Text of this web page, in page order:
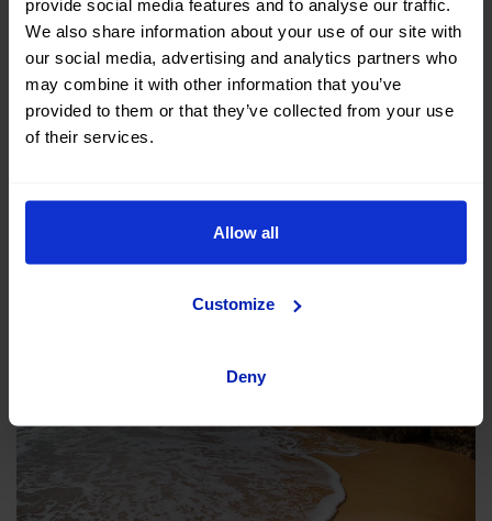
provide social media features and to analyse our traffic.
We also share information about your use of our site with
our social media, advertising and analytics partners who
may combine it with other information that you’ve
provided to them or that they’ve collected from your use
of their services.
Allow all
Customize
Deny
Castelejo-Cordoama
Las playas de Castelejo y Cordoama están ubicadas en
la costa oeste, al norte de Sagres, y están unidas entre
sí por una roca que se funde con el mar. De esta
viento del este, por lo que el oleaje suele ser muy
prominente.